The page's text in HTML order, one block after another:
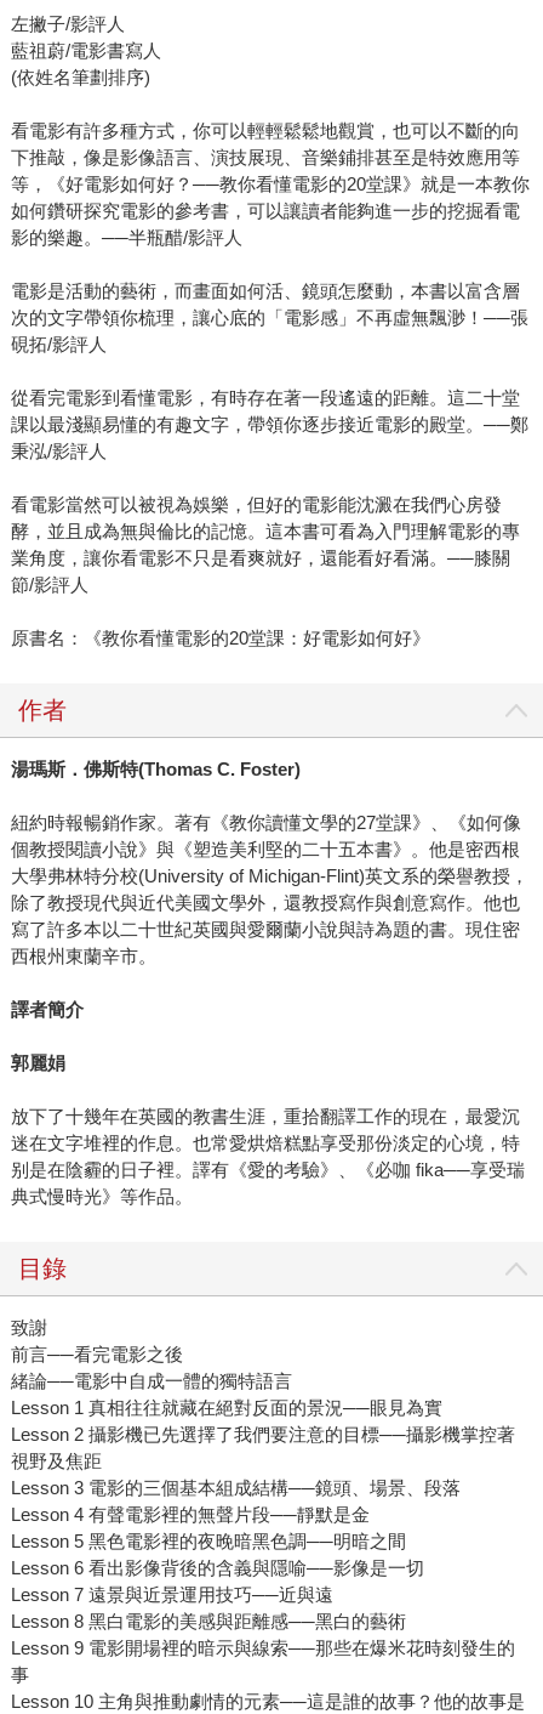
左撇子/影評人
藍祖蔚/電影書寫人
(依姓名筆劃排序)
看電影有許多種方式，你可以輕輕鬆鬆地觀賞，也可以不斷的向
下推敲，像是影像語言、演技展現、音樂鋪排甚至是特效應用等
等，《好電影如何好？──教你看懂電影的20堂課》就是一本教你
如何鑽研探究電影的參考書，可以讓讀者能夠進一步的挖掘看電
影的樂趣。──半瓶醋/影評人
電影是活動的藝術，而畫面如何活、鏡頭怎麼動，本書以富含層
次的文字帶領你梳理，讓心底的「電影感」不再虛無飄渺！──張
硯拓/影評人
從看完電影到看懂電影，有時存在著一段遙遠的距離。這二十堂
課以最淺顯易懂的有趣文字，帶領你逐步接近電影的殿堂。──鄭
秉泓/影評人
看電影當然可以被視為娛樂，但好的電影能沈澱在我們心房發
酵，並且成為無與倫比的記憶。這本書可看為入門理解電影的專
業角度，讓你看電影不只是看爽就好，還能看好看滿。──膝關
節/影評人
原書名：《教你看懂電影的20堂課：好電影如何好》
作者
湯瑪斯．佛斯特(Thomas C. Foster)
紐約時報暢銷作家。著有《教你讀懂文學的27堂課》、《如何像
個教授閱讀小說》與《塑造美利堅的二十五本書》。他是密西根
大學弗林特分校(University of Michigan-Flint)英文系的榮譽教授，
除了教授現代與近代美國文學外，還教授寫作與創意寫作。他也
寫了許多本以二十世紀英國與愛爾蘭小說與詩為題的書。現住密
西根州東蘭辛市。
譯者簡介
郭麗娟
放下了十幾年在英國的教書生涯，重拾翻譯工作的現在，最愛沉
迷在文字堆裡的作息。也常愛烘焙糕點享受那份淡定的心境，特
别是在陰霾的日子裡。譯有《愛的考驗》、《必咖 fika──享受瑞
典式慢時光》等作品。
目錄
致謝
前言──看完電影之後
緒論──電影中自成一體的獨特語言
Lesson 1 真相往往就藏在絕對反面的景況──眼見為實
Lesson 2 攝影機已先選擇了我們要注意的目標──攝影機掌控著
視野及焦距
Lesson 3 電影的三個基本組成結構──鏡頭、場景、段落
Lesson 4 有聲電影裡的無聲片段──靜默是金
Lesson 5 黑色電影裡的夜晚暗黑色調──明暗之間
Lesson 6 看出影像背後的含義與隱喻──影像是一切
Lesson 7 遠景與近景運用技巧──近與遠
Lesson 8 黑白電影的美感與距離感──黑白的藝術
Lesson 9 電影開場裡的暗示與線索──那些在爆米花時刻發生的
事
Lesson 10 主角與推動劇情的元素──這是誰的故事？他的故事是